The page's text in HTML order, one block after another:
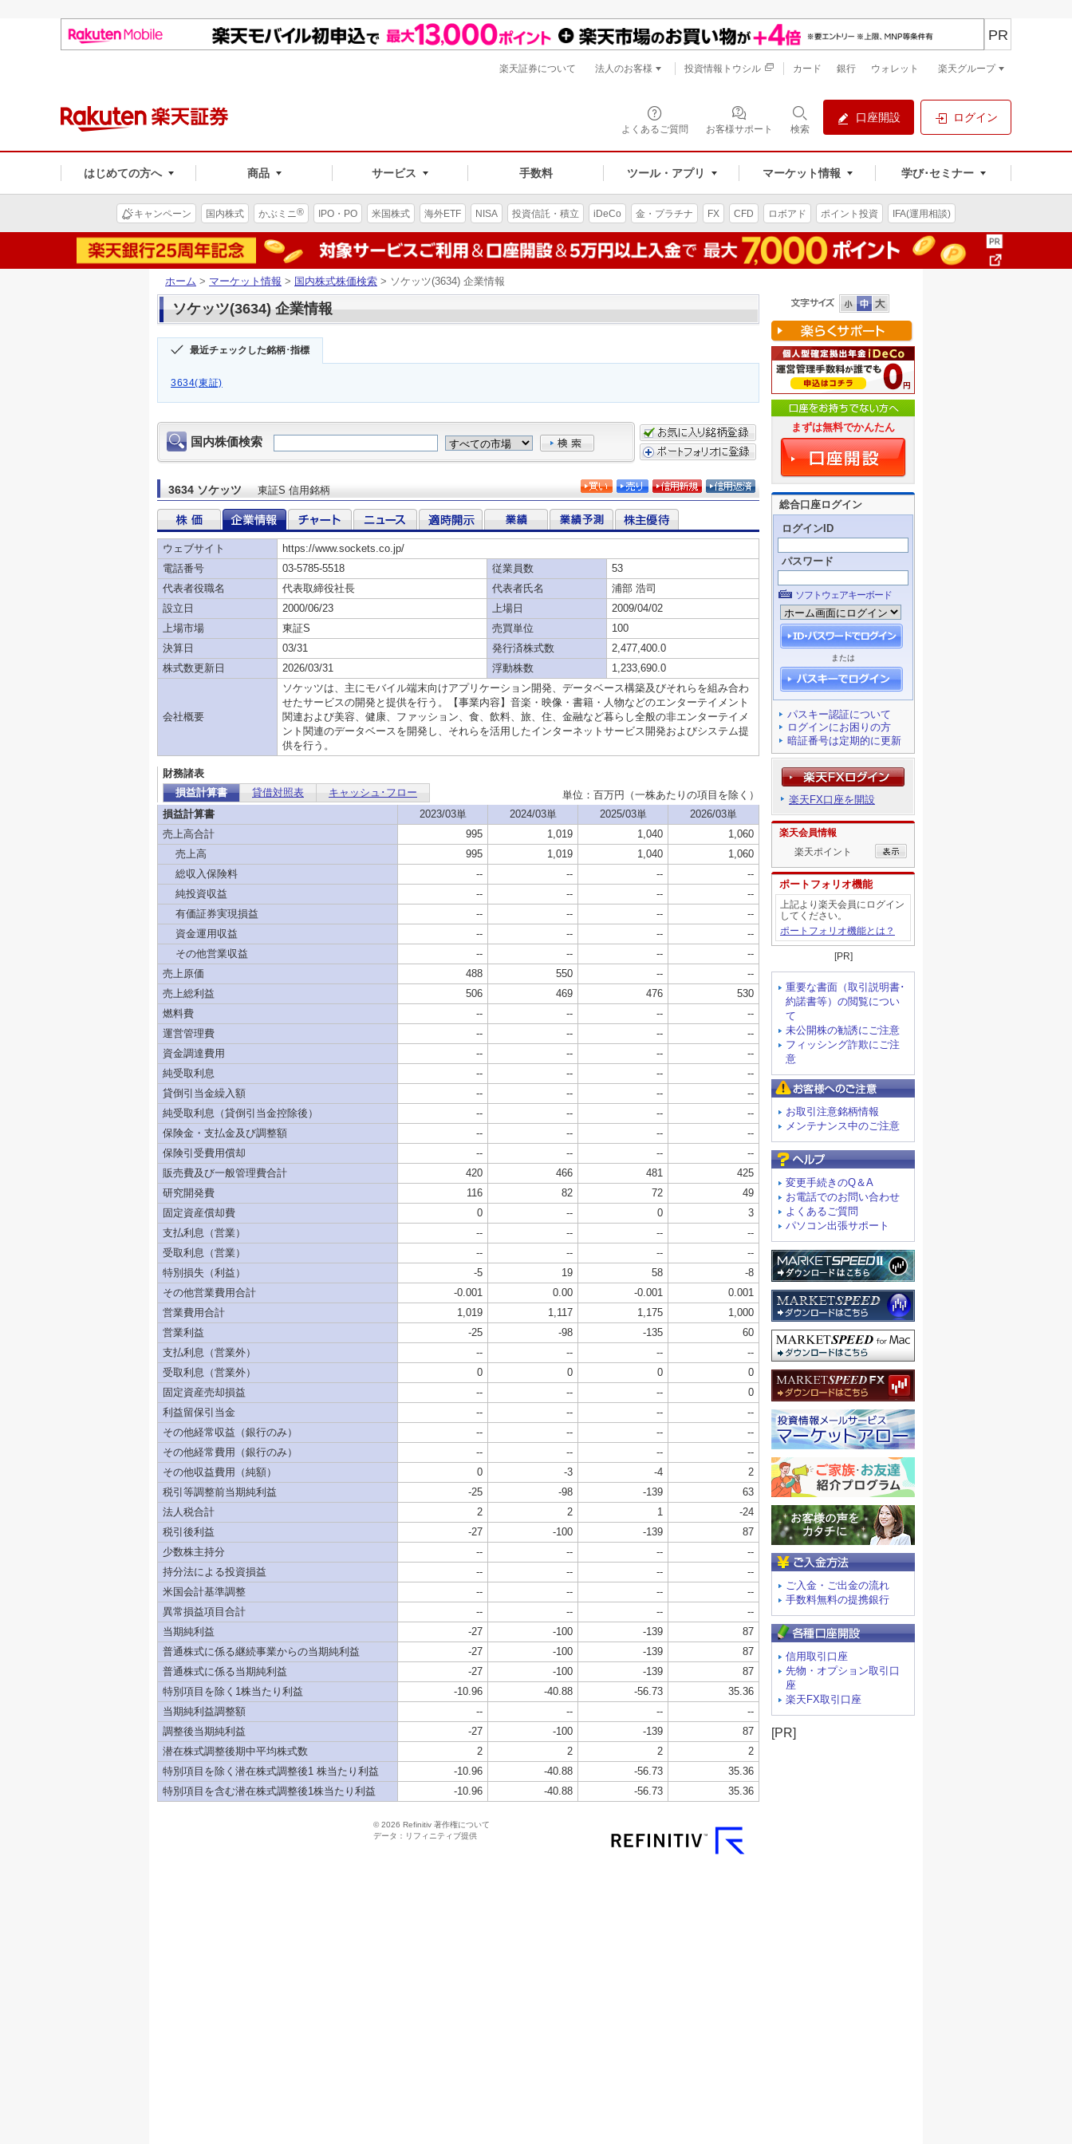
よくあるご質問 お客様サポート 検索
口座開設 ログイン
はじめての方へ 商品 サービス 手数料 ツール・アプリ マーケット情報 学び･セミナー
PR
楽天証券について 法人のお客様 投資情報トウシル カード 銀行 ウォレット 楽天グループ
キャンペーン 国内株式 かぶミニ® IPO・PO 米国株式 海外ETF NISA 投資信託・積立 iDeCo 金・プラチナ FX CFD ロボアド ポイント投資 IFA(運用相談)
ホーム > マーケット情報 > 国内株式株価検索 > ソケッツ(3634) 企業情報
ソケッツ(3634) 企業情報
最近チェックした銘柄･指標
3634(東証)
まずは無料でかんたん
総合口座ログイン
ログインID
パスワード
ソフトウェアキーボード
または
パスキー認証について
ログインにお困りの方
暗証番号は定期的に更新
楽天FX口座を開設
楽天会員情報
楽天ポイント
ポートフォリオ機能
上記より楽天会員にログイン
してください。
ポートフォリオ機能とは？
[PR]
重要な書面（取引説明書･
約諾書等）の閲覧につい
て
未公開株の勧誘にご注意
フィッシング詐欺にご注
意
お取引注意銘柄情報
メンテナンス中のご注意
変更手続きのQ＆A
お電話でのお問い合わせ
よくあるご質問
パソコン出張サポート
ご入金・ご出金の流れ
手数料無料の提携銀行
信用取引口座
先物・オプション取引口
座
楽天FX取引口座
[PR]